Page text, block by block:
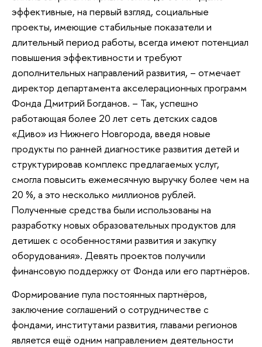
эффективные, на первый взгляд, социальные
проекты, имеющие стабильные показатели и
длительный период работы, всегда имеют потенциал
повышения эффективности и требуют
дополнительных направлений развития, – отмечает
директор департамента акселерационных программ
Фонда Дмитрий Богданов. – Так, успешно
работающая более 20 лет сеть детских садов
«Диво» из Нижнего Новгорода, введя новые
продукты по ранней диагностике развития детей и
структурировав комплекс предлагаемых услуг,
смогла повысить ежемесячную выручку более чем на
20 %, а это несколько миллионов рублей.
Полученные средства были использованы на
разработку новых образовательных продуктов для
детишек с особенностями развития и закупку
оборудования». Девять проектов получили
финансовую поддержку от Фонда или его партнёров.
Формирование пула постоянных партнёров,
заключение соглашений о сотрудничестве с
фондами, институтами развития, главами регионов
является ещё одним направлением деятельности